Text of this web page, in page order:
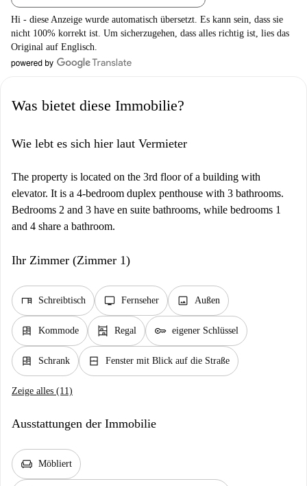
Hi - diese Anzeige wurde automatisch übersetzt. Es kann sein, dass sie
nicht 100% korrekt ist. Um sicherzugehen, dass alles richtig ist, lies das
Original auf Englisch.
Was bietet diese Immobilie?
Wie lebt es sich hier laut Vermieter
The property is located on the 3rd floor of a building with
elevator. It is a 4-bedroom duplex penthouse with 3 bathrooms.
Bedrooms 2 and 3 have en suite bathrooms, while bedrooms 1
and 4 share a bathroom.
Ihr Zimmer (Zimmer 1)
desk Schreibtisch tv Fernseher image Außen
dresser Kommode shelves Regal key eigener Schlüssel
dresser Schrank window_closed Fenster mit Blick auf die Straße
Zeige alles (11)
Ausstattungen der Immobilie
chair Möbliert